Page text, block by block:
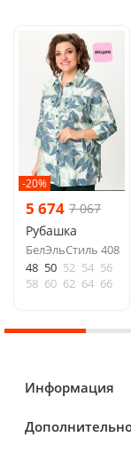
-20%
5 674 7 067
Рубашка
БелЭльСтиль 408
48 50 52 54 56
58 60 62 64 66
Информация